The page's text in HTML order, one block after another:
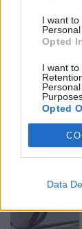
I want
Opted
I want to
Opted
Data
PIÙ LETTI OGGI